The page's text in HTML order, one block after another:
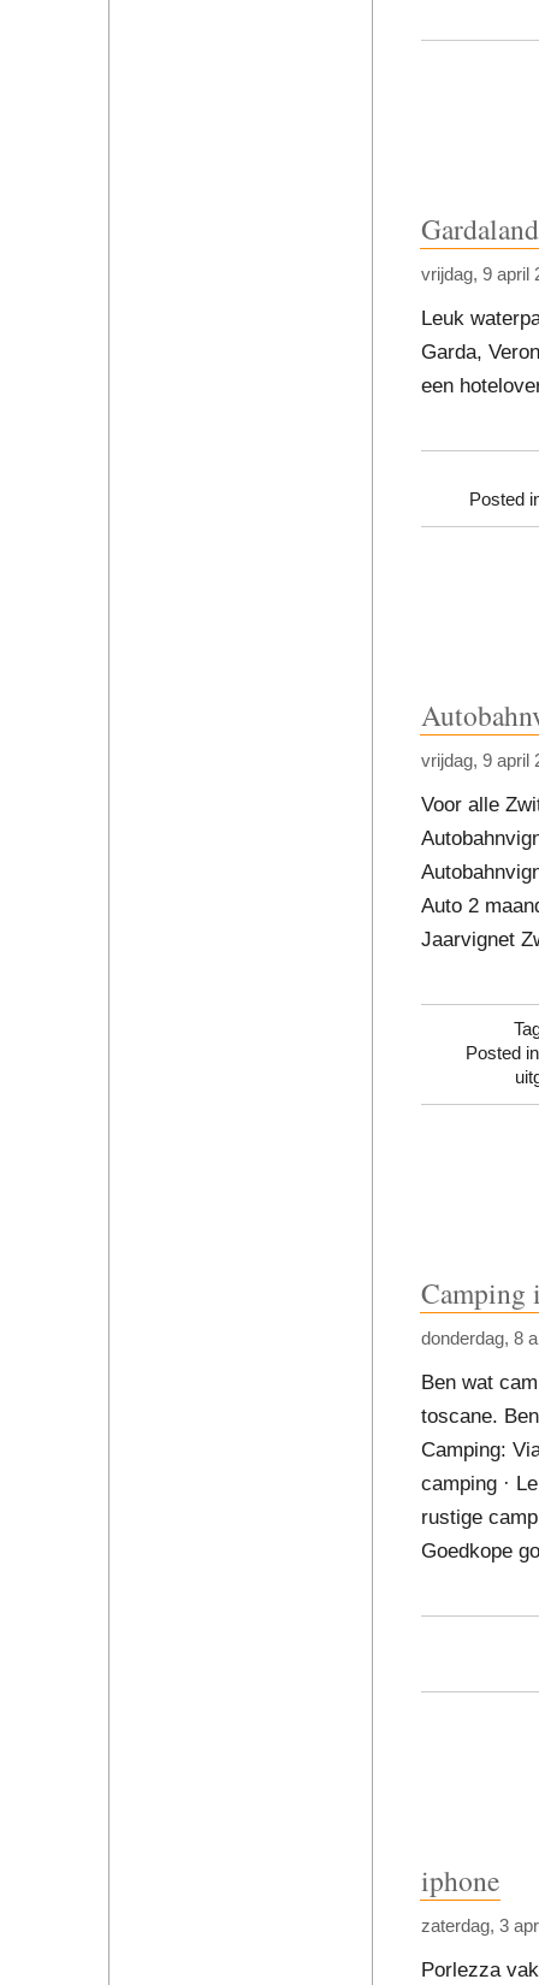
Gardaland
vrijdag, 9 april
Leuk
Garda,
een
Posted
vrijdag, 9 april
Voor alle
Auto 2
Jaarvignet
Posted
Camping
donderdag, 8
Ben wat
toscane.
Camping:
camping ·
rustige
Goedkope
iphone
zaterdag, 3
Porlezza